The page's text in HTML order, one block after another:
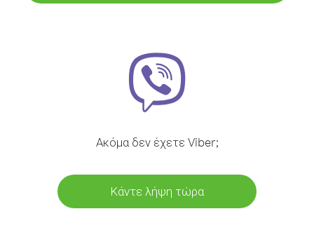
Ακόμα δεν έχετε Viber;
Κάντε λήψη τώρα